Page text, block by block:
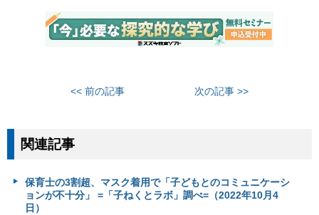
<< 前の記事 次の記事 >>
関連記事
保育士の3割超、マスク着用で「子どもとのコミュニケーシ
ョンが不十分」 =「子ねくとラボ」調べ=（2022年10月4
日）